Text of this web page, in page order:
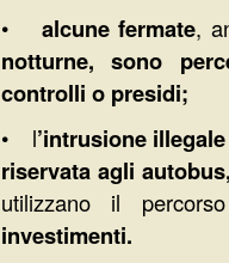
•alcune fermate,
notturne, sono
controlli o presidi;
• l’intrusione
riservata agli
utilizzano il
investimenti.